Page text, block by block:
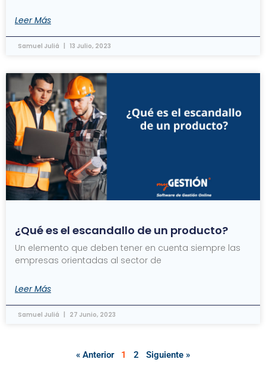
Leer Más
Samuel Juliá 13 Julio, 2023
¿Qué es el escandallo de un producto?
Un elemento que deben tener en cuenta siempre las
empresas orientadas al sector de
Leer Más
Samuel Juliá 27 Junio, 2023
« Anterior 1 2 Siguiente »